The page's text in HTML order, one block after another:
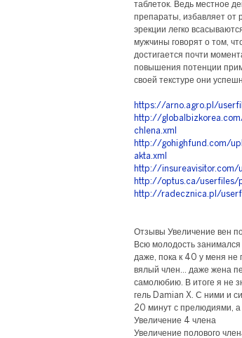
таблеток. Ведь местное
препараты, избавляет от
эрекции легко
мужчины говорят о том,
достигается почти
повышения потенции
своей текстуре они
https://arno.agro.pl/
http://
chlena.xml
http://gohighfund.com/
akta.xml
http://insureavisitor.com/
http://optus.ca/userfiles/
http://radecznica.pl/
Отзывы Увеличение вен
Всю молодость
даже, пока к 40 у меня не
вялый член… даже жена
самолюбию. В итоге я не
гель Damian X. С ними и
20 минут с прелюдиями, а
Увеличение 4 члена
Увеличение полового